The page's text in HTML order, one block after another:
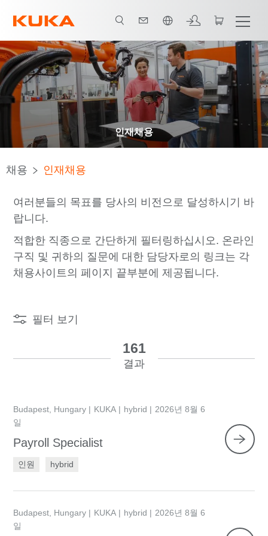
인재채용
채용 인재채용
여러분들의 목표를 당사의 비전으로 달성하시기 바
랍니다.
적합한 직종으로 간단하게 필터링하십시오. 온라인
구직 및 귀하의 질문에 대한 담당자로의 링크는 각
채용사이트의 페이지 끝부분에 제공됩니다.
필터 보기
161
결과
Budapest, Hungary KUKA hybrid
2026년 8월 6
일
Payroll Specialist
인원 hybrid
Budapest, Hungary KUKA hybrid
2026년 8월 6
일